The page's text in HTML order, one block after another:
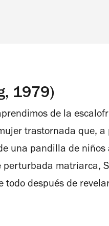
1979)
de la
trastornada que, a
una pandilla de niños
perturbada matriarca,
todo después de